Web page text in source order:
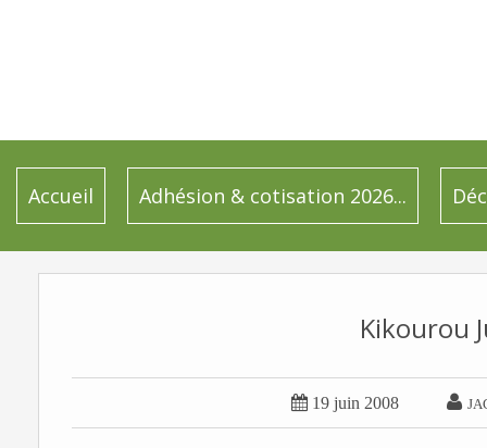
Accueil Adhésion & cotisation 2026...
Kikourou
 19 juin 2008 